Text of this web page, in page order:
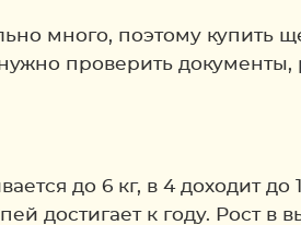
много, поэтому купить
проверить документы,
до 6 кг, в 4 доходит до
достигает к году. Рост в